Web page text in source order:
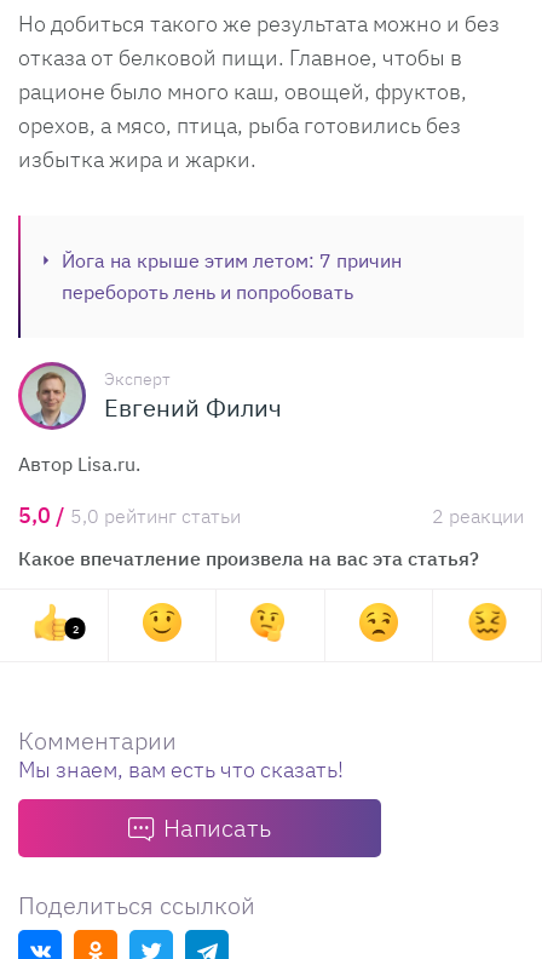
Но добиться такого же результата можно и без
отказа от белковой пищи. Главное, чтобы в
рационе было много каш, овощей, фруктов,
орехов, а мясо, птица, рыба готовились без
избытка жира и жарки.
Йога на крыше этим летом: 7 причин
перебороть лень и попробовать
Эксперт
Евгений Филич
Автор Lisa.ru.
5,0 / 5,0 рейтинг статьи
2 реакции
Какое впечатление произвела на вас эта статья?
2
Комментарии
Мы знаем, вам есть что сказать!
Написать
Поделиться ссылкой